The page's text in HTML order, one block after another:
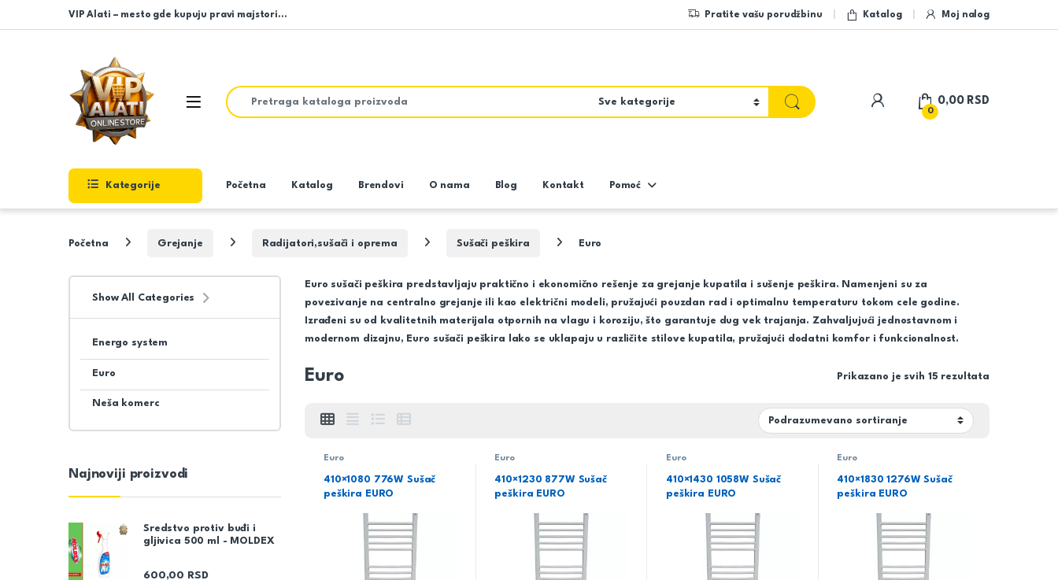
Skip to navigation
Skip to content
VIP Alati – mesto gde kupuju pravi majstori… Pratite vašu porudžbinu Katalog Moj nalog
Open
Search for:
My Account
0
0,00 RSD
Kategorije Početna Katalog Brendovi O nama Blog Kontakt Pomoć
Početna Grejanje Radijatori,sušači i oprema Sušači peškira Euro
Euro sušači peškira predstavljaju praktično i ekonomično rešenje za grejanje kupatila i sušenje peškira. Namenjeni su za
povezivanje na centralno grejanje ili kao električni modeli, pružajući pouzdan rad i optimalnu temperaturu tokom cele godine.
Izrađeni su od kvalitetnih materijala otpornih na vlagu i koroziju, što garantuje dug vek trajanja. Zahvaljujući jednostavnom i
modernom dizajnu, Euro sušači peškira lako se uklapaju u različite stilove kupatila, pružajući dodatni komfor i funkcionalnost.
Euro Prikazano je svih 15 rezultata
Euro
410×1080 776W Sušač
peškira EURO
Euro
410×1230 877W Sušač
peškira EURO
Euro
410×1430 1058W Sušač
peškira EURO
Euro
410×1830 1276W Sušač
peškira EURO
Show All Categories
Energo system
Euro
Neša komerc
Najnoviji proizvodi
Sredstvo protiv buđi i
gljivica 500 ml - MOLDEX
600,00 RSD